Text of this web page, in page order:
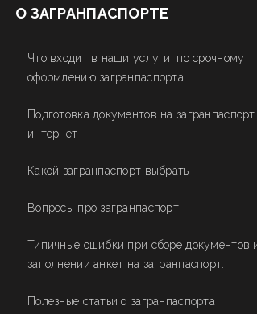
О ЗАГРАНПАСПОРТЕ
Что входит в наши услуги, по срочному
оформлению загранпаспорта.
Подготовка документов на загранпаспорт
интернет
Какой загранпаспорт выбрать
Вопросы про загранпаспорт
Типичные ошибки при сборе документов
заполнении анкет на загранпаспорт.
Полезные статьи о загранпаспорта